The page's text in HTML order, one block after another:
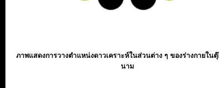
ภาพแสดงการวางตำแหน่งดาวเคราะห์ในส่วนต่าง ๆ ของร่างกายใน
นาม